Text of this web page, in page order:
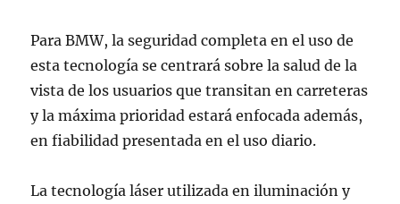
Para BMW, la seguridad completa en el uso de
esta tecnología se centrará sobre la salud de la
vista de los usuarios que transitan en carreteras
y la máxima prioridad estará enfocada además,
en fiabilidad presentada en el uso diario.
La tecnología láser utilizada en iluminación y